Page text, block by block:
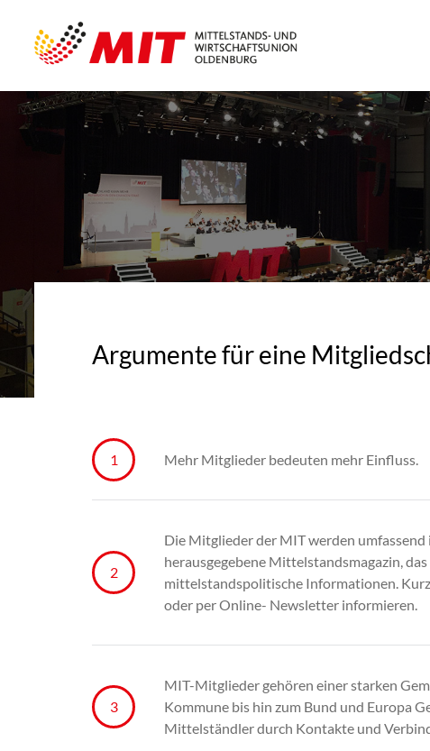
Argumente für eine
Mehr Mitglieder bedeuten mehr Einfluss.
Die Mitglieder der MIT werden
herausgegebene Mittelstandsmagazin,
mittelstandspolitische Informationen.
oder per Online- Newsletter informieren.
MIT-Mitglieder gehören einer starken
Kommune bis hin zum Bund und Europa
Mittelständler durch Kontakte und